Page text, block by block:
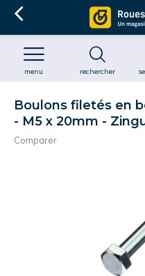
rechercher
menu
Boulons filetés en
- M5 x 20mm -
Comparer